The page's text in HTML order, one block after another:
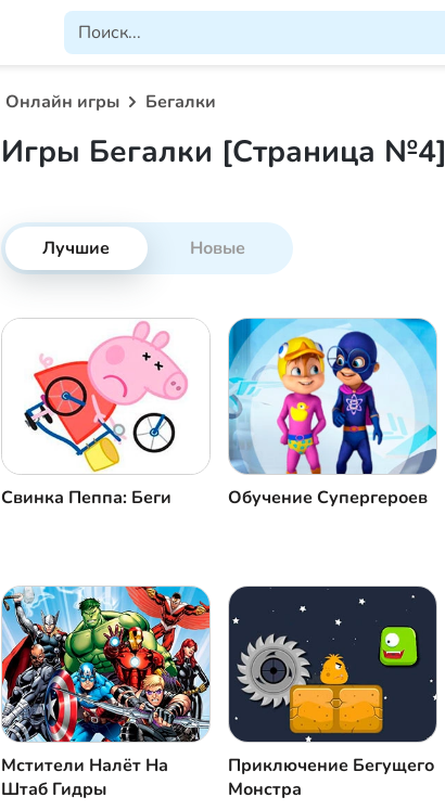
Онлайн игры Бегалки
Игры Бегалки [Страница №4]
Лучшие Новые
Свинка Пеппа: Беги Обучение Супергероев
Мстители Налёт На
Штаб Гидры
Приключение Бегущего
Монстра